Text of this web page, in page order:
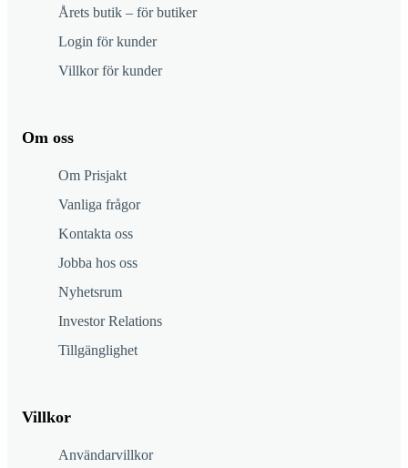
Årets butik – för butiker
Login för kunder
Villkor för kunder
Om oss
Om Prisjakt
Vanliga frågor
Kontakta oss
Jobba hos oss
Nyhetsrum
Investor Relations
Tillgänglighet
Villkor
Användarvillkor